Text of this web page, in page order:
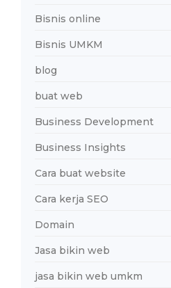
Bisnis online
Bisnis UMKM
blog
buat web
Business Development
Business Insights
Cara buat website
Cara kerja SEO
Domain
Jasa bikin web
jasa bikin web umkm